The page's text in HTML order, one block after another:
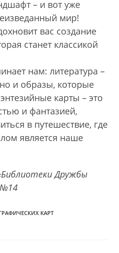
– и вот уже
мир!
вас создание
станет классикой
нам: литература –
и образы, которые
карты – это
и фантазией,
в путешествие, где
является наше
Дружбы
КАРТ